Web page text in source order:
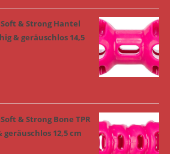
& Strong Hantel
& geräuschlos 14,5
& Strong Bone TPR
12,5 cm